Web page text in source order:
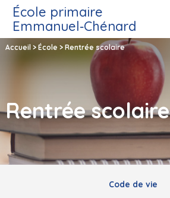
École primaire
Emmanuel‑Chénard
Accueil > École > Rentrée scolaire
Rentrée scolaire
Code de vie